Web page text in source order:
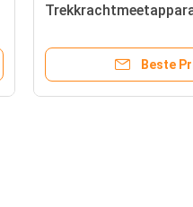
390 * 180 * 150MM
DraadtrekkrachtBeste